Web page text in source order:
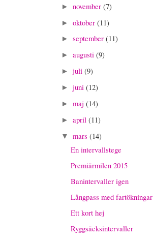
► november (7)
► oktober (11)
► september (11)
► augusti (9)
► juli (9)
► juni (12)
► maj (14)
► april (11)
▼ mars (14)
En intervallstege
Premiärmilen 2015
Banintervaller igen
Långpass med fartökningar
Ett kort hej
Ryggsäcksintervaller